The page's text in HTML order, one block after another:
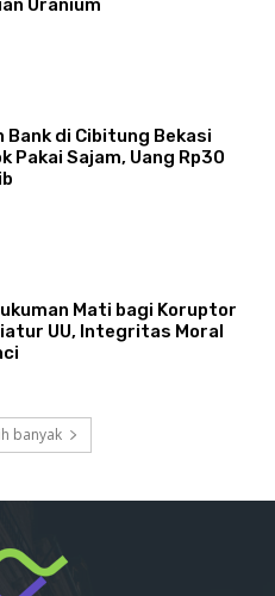
Uranium
Bank di Cibitung Bekasi
Pakai Sajam, Uang Rp30
Mati bagi Koruptor
UU, Integritas Moral
banyak